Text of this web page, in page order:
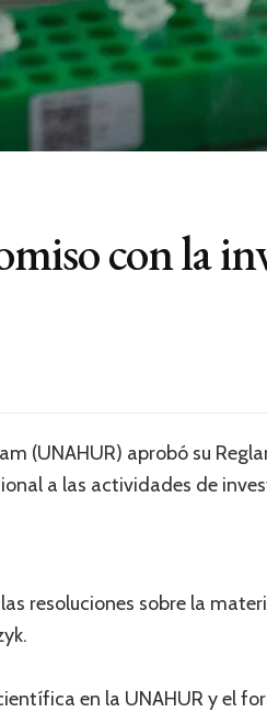
con la
(UNAHUR) aprobó su
a las actividades de
resoluciones sobre la
en la UNAHUR y el